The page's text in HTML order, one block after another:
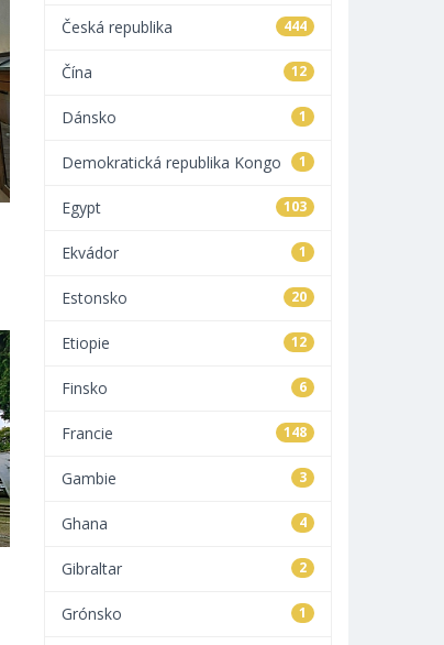
444
Česká republika
12
Čína
1
Dánsko
1
Demokratická republika Kongo
103
Egypt
1
Ekvádor
20
Estonsko
12
Etiopie
6
Finsko
148
Francie
3
Gambie
4
Ghana
2
Gibraltar
1
Grónsko